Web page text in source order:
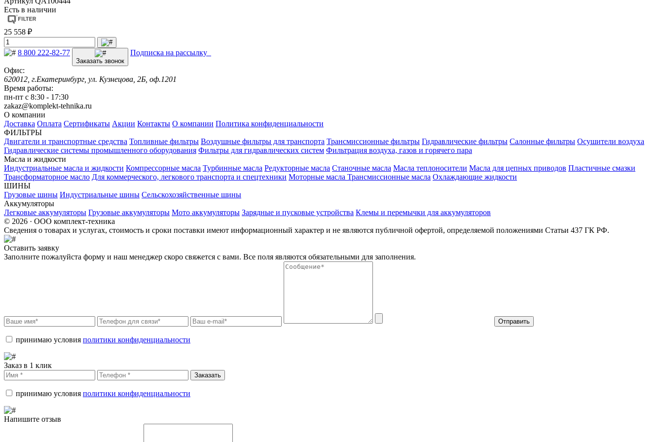
Есть в наличии
25 558 ₽
8 800 222-82-77
Заказать звонок
Подписка на рассылку
Офис:
620012, г.Екатеринбург, ул. Кузнецова, 2Б, оф.1201
Время работы:
пн-пт с 8:30 - 17:30
zakaz@komplekt-tehnika.ru
О компании
Доставка Оплата Сертификаты Акции Контакты О компании Политика конфиденциальности
ФИЛЬТРЫ
Двигатели и транспортные средства Топливные фильтры Воздушные фильтры для транспорта Трансмиссионные фильтры Гидравлические фильтры Салонные фильтры Осушители воздуха
Гидравлические системы промышленного оборудования Фильтры для гидравлических систем Фильтрация воздуха, газов и горячего пара
Масла и жидкости
Индустриальные масла и жидкости Компрессорные масла Турбинные масла Редукторные масла Станочные масла Масла теплоносители Масла для цепных приводов Пластичные смазки
Трансформаторное масло Для коммерческого, легкового транспорта и спецтехники Моторные масла Трансмиссионные масла Охлаждающие жидкости
ШИНЫ
Грузовые шины Индустриальные шины Сельскохозяйственные шины
Аккумуляторы
Легковые аккумуляторы Грузовые аккумуляторы Мото аккумуляторы Зарядные и пусковые устройства Клемы и перемычки для аккумуляторов
© 2026 · ООО комплект-техника
Сведения о товарах и услугах, стоимость и сроки поставки имеют информационный характер и не являются публичной офертой, определяемой положениями Статьи 437 ГК РФ.
Оставить заявку
Заполните пожалуйста форму и наш менеджер скоро свяжется с вами. Все поля являются обязательными для заполнения.
Отправить
принимаю условия политики конфиденциальности
Заказ в 1 клик
Заказать
принимаю условия политики конфиденциальности
Напишите отзыв